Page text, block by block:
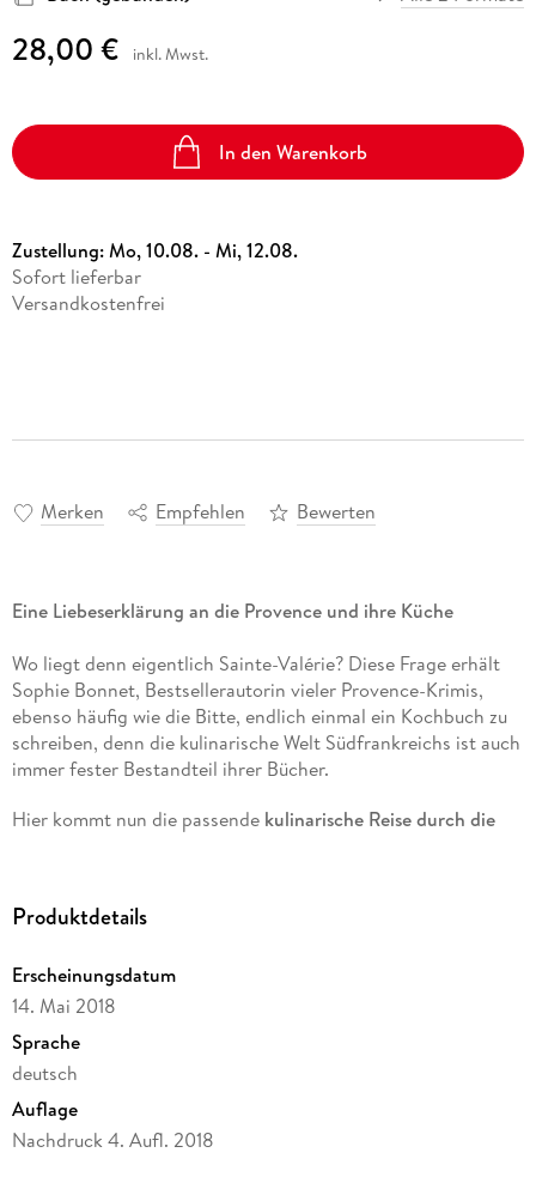
28,00 € inkl. Mwst.
In den Warenkorb
Zustellung:Mo, 10.08. - Mi, 12.08.
Sofort lieferbar
Versandkostenfrei
Merken Empfehlen Bewerten
Eine Liebeserklärung an die Provence und ihre Küche
Wo liegt denn eigentlich Sainte-Valérie? Diese Frage erhält
Sophie Bonnet, Bestsellerautorin vieler Provence-Krimis,
ebenso häufig wie die Bitte, endlich einmal ein Kochbuch zu
schreiben, denn die kulinarische Welt Südfrankreichs ist auch
immer fester Bestandteil ihrer Bücher.
Hier kommt nun die passende kulinarische Reise durch die
Bildern und kleinen Anekdoten über die Region und deren
Mit einer Beschreibung der Spezialitäten, Informationen über
Rezepten
gelungenen Abend sorgen. Das Buch ist eine Einladung zum
Entspannen, Genießen, Ausprobieren oder einfach nur zum
Schmökern.
Produktdetails
Erscheinungsdatum
14. Mai 2018
Sprache
deutsch
Auflage
Nachdruck 4. Aufl. 2018